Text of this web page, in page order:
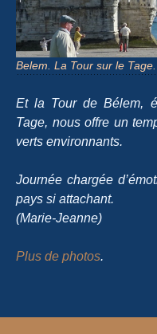
Belem. La Tour sur le Tage.
Et la Tour de Bélem,
Tage, nous offre un
verts environnants.
Journée chargée
pays si attachant.
(Marie-Jeanne)
Plus de photos.